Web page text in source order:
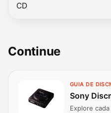
CD
Continue
GUIA DE
Sony
Explore